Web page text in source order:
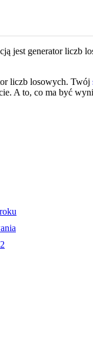
jest generator liczb
liczb losowych. Twój
A to, co ma być